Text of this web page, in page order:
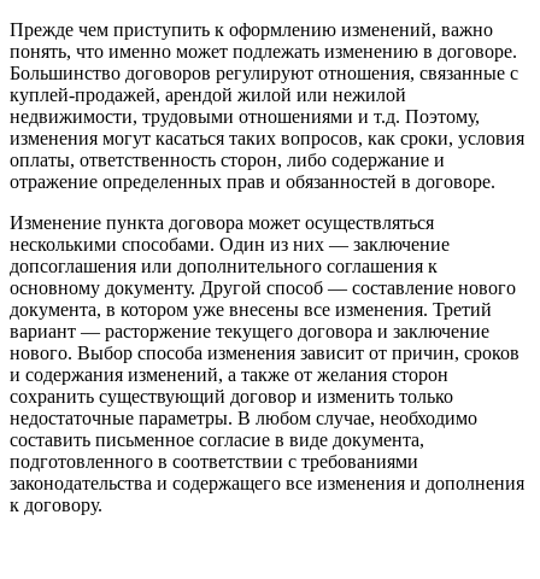
Прежде чем приступить к оформлению изменений, важно
понять, что именно может подлежать изменению в договоре.
Большинство договоров регулируют отношения, связанные с
куплей-продажей, арендой жилой или нежилой
недвижимости, трудовыми отношениями и т.д. Поэтому,
изменения могут касаться таких вопросов, как сроки, условия
оплаты, ответственность сторон, либо содержание и
отражение определенных прав и обязанностей в договоре.
Изменение пункта договора может осуществляться
несколькими способами. Один из них — заключение
допсоглашения или дополнительного соглашения к
основному документу. Другой способ — составление нового
документа, в котором уже внесены все изменения. Третий
вариант — расторжение текущего договора и заключение
нового. Выбор способа изменения зависит от причин, сроков
и содержания изменений, а также от желания сторон
сохранить существующий договор и изменить только
недостаточные параметры. В любом случае, необходимо
составить письменное согласие в виде документа,
подготовленного в соответствии с требованиями
законодательства и содержащего все изменения и дополнения
к договору.